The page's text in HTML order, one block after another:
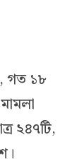
গত ১৮
২৪৭টি,